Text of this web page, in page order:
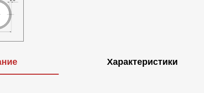
Характеристики